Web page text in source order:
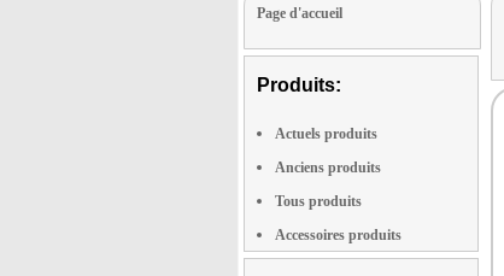
Page d'accueil
Produits:
Actuels produits
Anciens produits
Tous produits
Accessoires produits